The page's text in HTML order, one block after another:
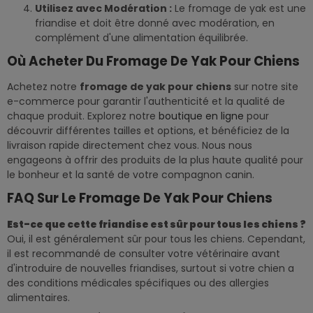
Utilisez avec Modération : Le fromage de yak est une
friandise et doit être donné avec modération, en
complément d'une alimentation équilibrée.
Où Acheter Du Fromage De Yak Pour Chiens
Achetez notre fromage de yak pour chiens sur notre site
e-commerce pour garantir l'authenticité et la qualité de
chaque produit. Explorez notre boutique en ligne pour
découvrir différentes tailles et options, et bénéficiez de la
livraison rapide directement chez vous. Nous nous
engageons à offrir des produits de la plus haute qualité pour
le bonheur et la santé de votre compagnon canin.
FAQ Sur Le Fromage De Yak Pour Chiens
Est-ce que cette friandise est sûr pour tous les chiens ?
Oui, il est généralement sûr pour tous les chiens. Cependant,
il est recommandé de consulter votre vétérinaire avant
d'introduire de nouvelles friandises, surtout si votre chien a
des conditions médicales spécifiques ou des allergies
alimentaires.